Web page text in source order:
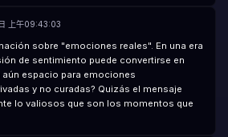
上午09:43:03
sobre "emociones reales". En una era
de sentimiento puede convertirse en
espacio para emociones
y no curadas? Quizás el mensaje
lo valiosos que son los momentos que